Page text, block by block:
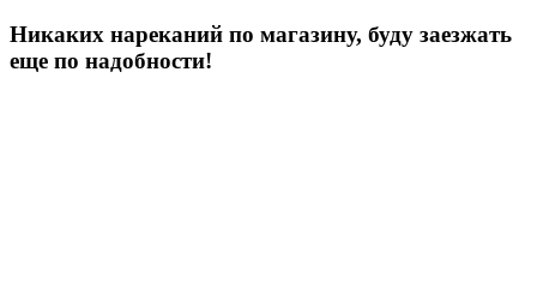
Никаких нареканий по магазину, буду заезжать
еще по надобности!